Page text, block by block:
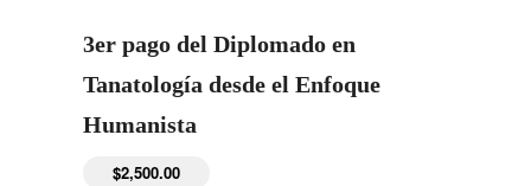
3er pago del Diplomado en
Tanatología desde el Enfoque
Humanista
$2,500.00